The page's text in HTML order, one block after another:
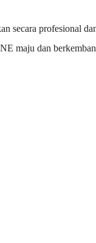
secara profesional
maju dan